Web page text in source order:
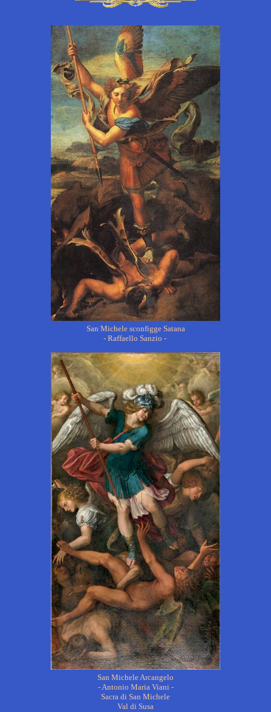
San Michele sconfigge Satana
- Raffaello Sanzio -
San Michele Arcangelo
- Antonio Maria Viani -
Sacra di San Michele
Val di Susa